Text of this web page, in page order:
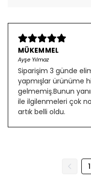
MÜKEMMEL
Ayşe Yılmaz
Siparişim 3 günde
yapmışlar ürünüme
gelmemiş.Bunun
ile ilgilenmeleri çok
artık belli oldu.
1